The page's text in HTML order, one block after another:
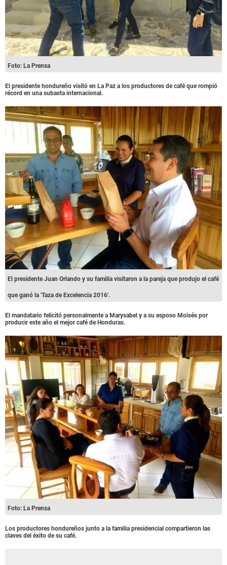
Foto: La Prensa
El presidente hondureño visitó en La Paz a los productores de café que rompió
récord en una subasta internacional.
El presidente Juan Orlando y su familia visitaron a la pareja que produjo el café
que ganó la 'Taza de Excelencia 2016'.
El mandatario felicitó personalmente a Marysabel y a su esposo Moisés por
producir este año el mejor café de Honduras.
Foto: La Prensa
Los productores hondureños junto a la familia presidencial compartieron las
claves del éxito de su café.